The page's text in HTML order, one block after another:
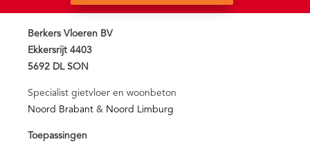
Berkers Vloeren BV
Ekkersrijt 4403
5692 DL SON
Specialist gietvloer en woonbeton
Noord Brabant & Noord Limburg
Toepassingen